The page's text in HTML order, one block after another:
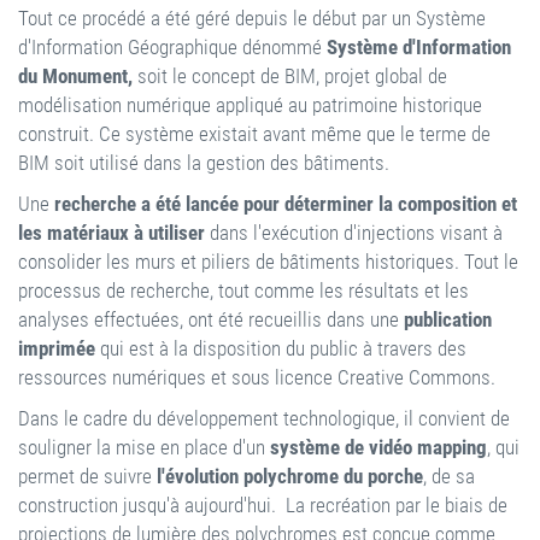
Tout ce procédé a été géré depuis le début par un Système
d'Information Géographique dénommé Système d'Information
du Monument, soit le concept de BIM, projet global de
modélisation numérique appliqué au patrimoine historique
construit. Ce système existait avant même que le terme de
BIM soit utilisé dans la gestion des bâtiments.
Une recherche a été lancée pour déterminer la composition et
les matériaux à utiliser dans l'exécution d'injections visant à
consolider les murs et piliers de bâtiments historiques. Tout le
processus de recherche, tout comme les résultats et les
analyses effectuées, ont été recueillis dans une publication
imprimée qui est à la disposition du public à travers des
ressources numériques et sous licence Creative Commons.
Dans le cadre du développement technologique, il convient de
souligner la mise en place d'un système de vidéo mapping, qui
permet de suivre l'évolution polychrome du porche, de sa
construction jusqu'à aujourd'hui. La recréation par le biais de
projections de lumière des polychromes est conçue comme